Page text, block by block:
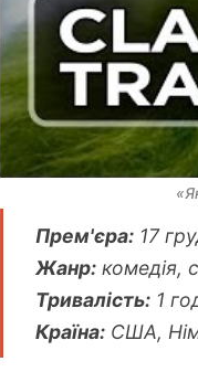
Прем'єра: 17
Жанр: комедія,
Тривалість: 1
Країна: США,